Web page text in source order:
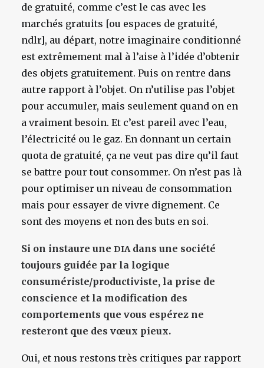
de gratuité, comme c’est le cas avec les
marchés gratuits [ou espaces de gratuité,
ndlr], au départ, notre imaginaire conditionné
est extrêmement mal à l’aise à l’idée d’obtenir
des objets gratuitement. Puis on rentre dans
autre rapport à l’objet. On n’utilise pas l’objet
pour accumuler, mais seulement quand on en
a vraiment besoin. Et c’est pareil avec l’eau,
l’électricité ou le gaz. En donnant un certain
quota de gratuité, ça ne veut pas dire qu’il faut
se battre pour tout consommer. On n’est pas là
pour optimiser un niveau de consommation
mais pour essayer de vivre dignement. Ce
sont des moyens et non des buts en soi.
Si on instaure une DIAdans une société
toujours guidée par la logique
consumériste/productiviste, la prise de
conscience et la modification des
comportements que vous espérez ne
resteront que des vœux pieux.
Oui, et nous restons très critiques par rapport